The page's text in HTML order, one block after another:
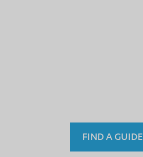
FIND A GUIDE